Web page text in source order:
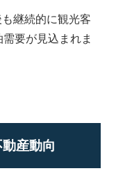
継続的に観光客
要が見込まれま
産動向